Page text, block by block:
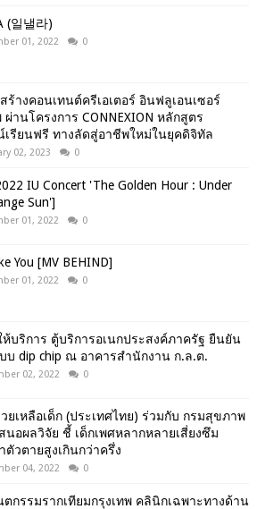
(일낼라)
01, 2022 0
ร้างคอนเทนต์ครีเอเตอร์ อินฟลูเอนเซอร์
านโครงการ CONNEXION หลักสูตร
เรียนฟรี ทางลัดสู่อาชีพใหม่ในยุคดิจิทัล
02, 2023 0
IU Concert 'The Golden Hour : Under
Sun']
01, 2022 0
You [MV BEHIND]
01, 2022 0
ห้บริการ ตู้บริการอเนกประสงค์ภาครัฐ ยืนยัน
บ dip chip ณ อาคารสำนักงาน ก.ล.ต.
02, 2022 0
ยเหลือเด็ก (ประเทศไทย) ร่วมกับ กรมสุขภาพ
นอผลวิจัย ชี้ เด็กเพศหลากหลายเสี่ยงซึม
ตัวตายสูงเกินกว่าครึ่ง
04, 2022 0
กรรมรากเทียมกรุงเทพ คลินิกเฉพาะทางด้าน